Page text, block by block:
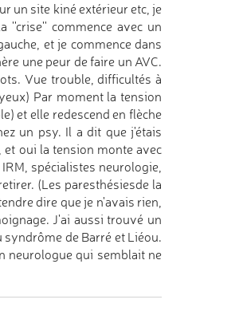
un site kiné extérieur etc, je
commence avec un
et je commence dans
une peur de faire un AVC.
Vue trouble, difficultés à
Par moment la tension
et elle redescend en flèche
un psy. Il a dit que j'étais
et oui la tension monte avec
spécialistes neurologie,
(Les paresthésiesde la
dire que je n'avais rien,
J'ai aussi trouvé un
de Barré et Liéou.
neurologue qui semblait ne